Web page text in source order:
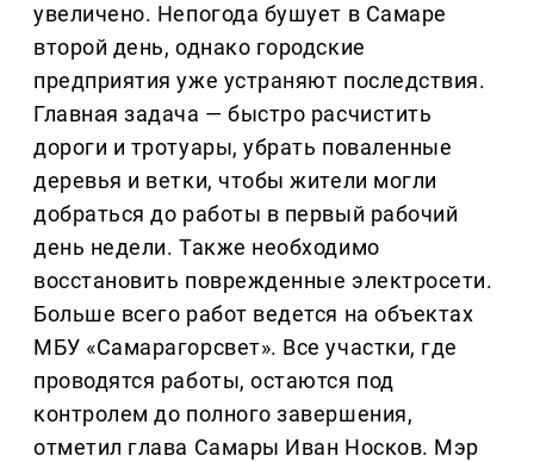
увеличено. Непогода бушует в Самаре
второй день, однако городские
предприятия уже устраняют последствия.
Главная задача — быстро расчистить
дороги и тротуары, убрать поваленные
деревья и ветки, чтобы жители могли
добраться до работы в первый рабочий
день недели. Также необходимо
восстановить поврежденные электросети.
Больше всего работ ведется на объектах
МБУ «Самарагорсвет». Все участки, где
проводятся работы, остаются под
контролем до полного завершения,
отметил глава Самары Иван Носков. Мэр